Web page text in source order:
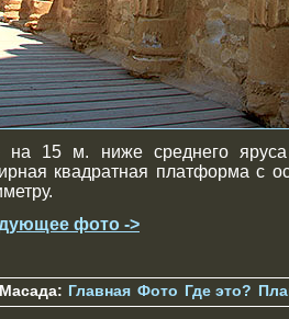
15 м. ниже среднего яруса
квадратная платформа с
фото ->
Главная Фото Где это?